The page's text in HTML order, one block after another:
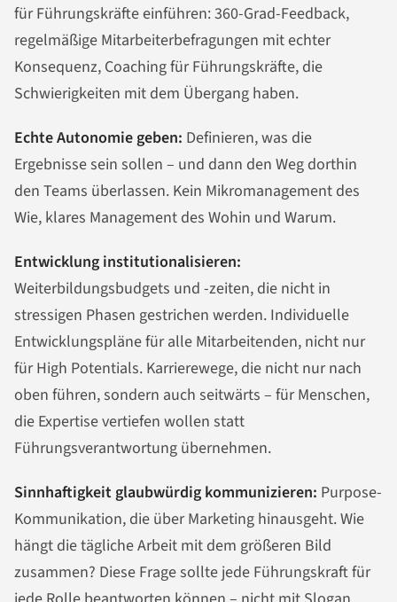
für Führungskräfte einführen: 360-Grad-Feedback,
regelmäßige Mitarbeiterbefragungen mit echter
Konsequenz, Coaching für Führungskräfte, die
Schwierigkeiten mit dem Übergang haben.
Echte Autonomie geben: Definieren, was die
Ergebnisse sein sollen – und dann den Weg dorthin
den Teams überlassen. Kein Mikromanagement des
Wie, klares Management des Wohin und Warum.
Entwicklung institutionalisieren:
Weiterbildungsbudgets und -zeiten, die nicht in
stressigen Phasen gestrichen werden. Individuelle
Entwicklungspläne für alle Mitarbeitenden, nicht nur
für High Potentials. Karrierewege, die nicht nur nach
oben führen, sondern auch seitwärts – für Menschen,
die Expertise vertiefen wollen statt
Führungsverantwortung übernehmen.
Sinnhaftigkeit glaubwürdig kommunizieren: Purpose-
Kommunikation, die über Marketing hinausgeht. Wie
hängt die tägliche Arbeit mit dem größeren Bild
zusammen? Diese Frage sollte jede Führungskraft für